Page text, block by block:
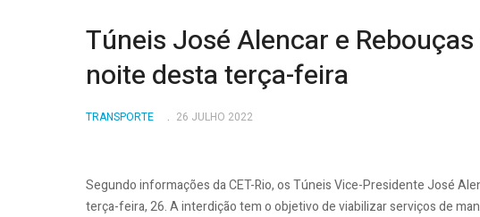
Túneis José Alencar e
noite desta terça-feira
TRANSPORTE 26 JULHO 2022
Segundo informações da CET-Rio, os Túneis Vice-Presidente José
terça-feira, 26. A interdição tem o objetivo de viabilizar serviços de